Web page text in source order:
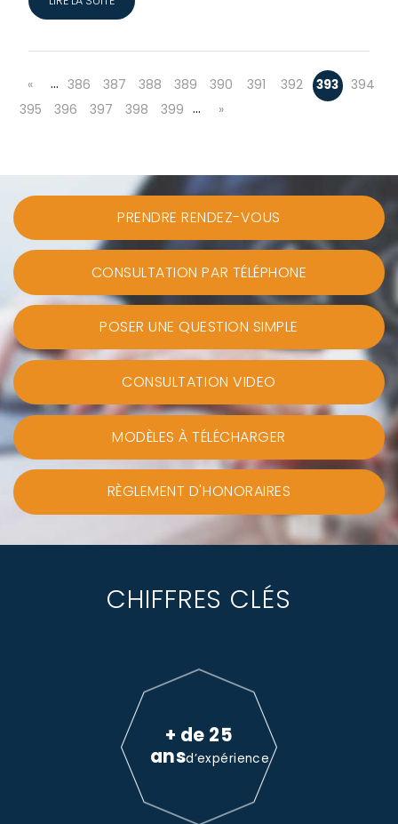
« … 386 387 388 389 390 391 392 393
394
395
396 397 398 399 … »
PRENDRE RENDEZ-VOUS
CONSULTATION PAR TÉLÉPHONE
POSER UNE QUESTION SIMPLE
CONSULTATION VIDEO
MODÈLES À TÉLÉCHARGER
RÈGLEMENT D'HONORAIRES
CHIFFRES CLÉS
+ de 25
ansd’expérience